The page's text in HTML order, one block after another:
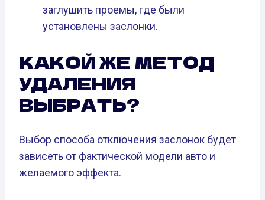
заглушить проемы, где были
установлены заслонки.
КАКОЙ ЖЕ МЕТОД
УДАЛЕНИЯ
ВЫБРАТЬ?
Выбор способа отключения заслонок будет
зависеть от фактической модели авто и
желаемого эффекта.